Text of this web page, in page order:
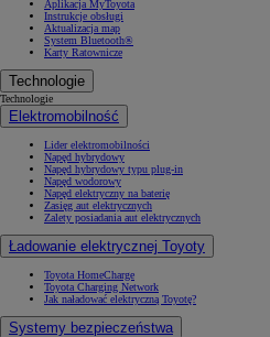
Aplikacja MyToyota
Instrukcje obsługi
Aktualizacja map
System Bluetooth®
Karty Ratownicze
Technologie
Technologie
Elektromobilność
Lider elektromobilności
Napęd hybrydowy
Napęd hybrydowy typu plug-in
Napęd wodorowy
Napęd elektryczny na baterię
Zasięg aut elektrycznych
Zalety posiadania aut elektrycznych
Ładowanie elektrycznej Toyoty
Toyota HomeCharge
Toyota Charging Network
Jak naładować elektryczną Toyotę?
Systemy bezpieczeństwa